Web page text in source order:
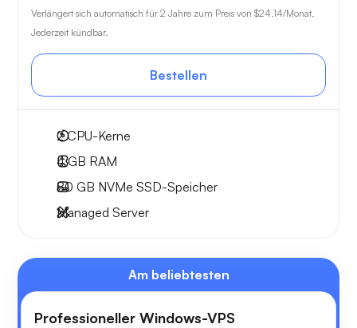
Verlängert sich automatisch für 2 Jahre zum Preis von $24.14/Monat.
Jederzeit kündbar.
Bestellen
2CPU-Kerne
4 GB RAM
80 GB NVMe SSD-Speicher
Managed Server
Am beliebtesten
Professioneller Windows-VPS